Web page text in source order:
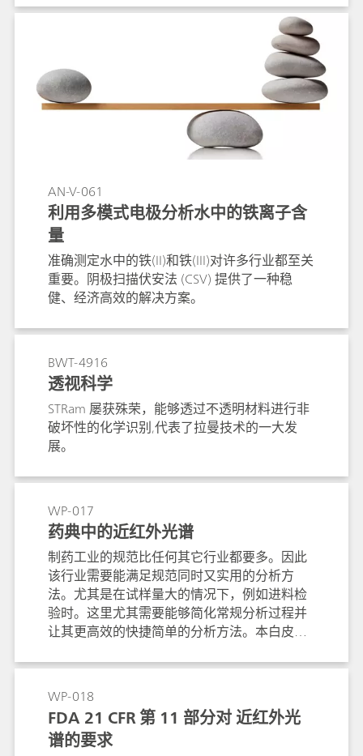
AN-V-061
利用多模式电极分析水中的铁离子含
量
准确测定水中的铁(II)和铁(III)对许多行业都至关
重要。阴极扫描伏安法 (CSV) 提供了一种稳
健、经济高效的解决方案。
BWT-4916
透视科学
STRam 屡获殊荣，能够透过不透明材料进行非
破坏性的化学识别,代表了拉曼技术的一大发
展。
WP-017
药典中的近红外光谱
制药工业的规范比任何其它行业都要多。因此
该行业需要能满足规范同时又实用的分析方
法。尤其是在试样量大的情况下，例如进料检
验时。这里尤其需要能够简化常规分析过程并
让其更高效的快捷简单的分析方法。本白皮书
介绍，可见近红外光谱分析如何遵照规定解决
制药工业的分析问题。
WP-018
FDA 21 CFR 第 11 部分对 近红外光
谱的要求